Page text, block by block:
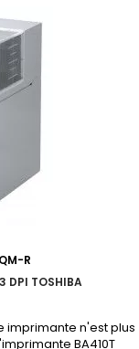
R
DPI TOSHIBA
imprimante n'est plus
BA410T